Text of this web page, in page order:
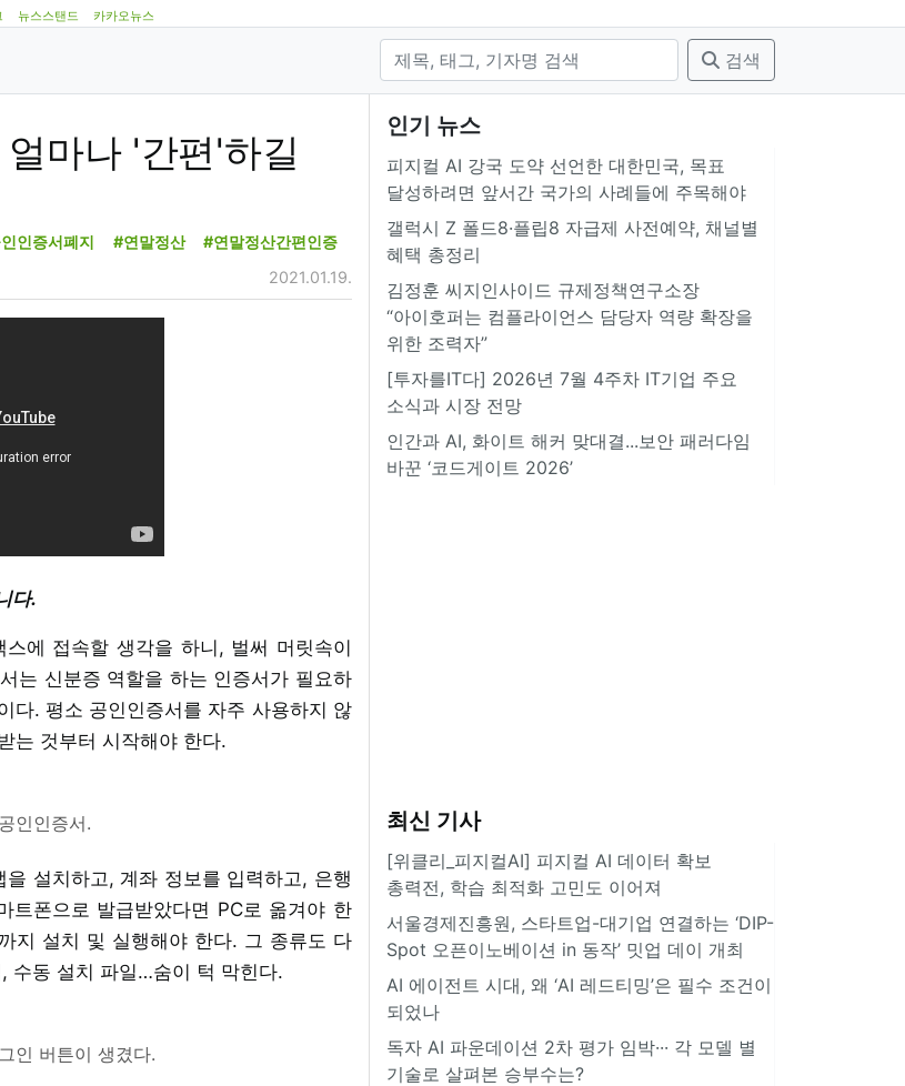
뉴스스탠드 카카오뉴스
검색
마나 '간편'하길
인증서폐지 #연말정산 #연말정산간편인증
2021.01.19.
다.
에 접속할 생각을 하니, 벌써 머릿속이
는 신분증 역할을 하는 인증서가 필요하
다. 평소 공인인증서를 자주 사용하지 않
는 것부터 시작해야 한다.
인인증서.
설치하고, 계좌 정보를 입력하고, 은행
트폰으로 발급받았다면 PC로 옮겨야 한
지 설치 및 실행해야 한다. 그 종류도 다
수동 설치 파일…숨이 턱 막힌다.
인 버튼이 생겼다.
인기 뉴스
피지컬 AI 강국 도약 선언한 대한민국, 목표
달성하려면 앞서간 국가의 사례들에 주목해야
갤럭시 Z 폴드8·플립8 자급제 사전예약, 채널별
혜택 총정리
김정훈 씨지인사이드 규제정책연구소장
“아이호퍼는 컴플라이언스 담당자 역량 확장을
위한 조력자”
[투자를IT다] 2026년 7월 4주차 IT기업 주요
소식과 시장 전망
인간과 AI, 화이트 해커 맞대결...보안 패러다임
바꾼 ‘코드게이트 2026’
최신 기사
[위클리_피지컬AI] 피지컬 AI 데이터 확보
총력전, 학습 최적화 고민도 이어져
서울경제진흥원, 스타트업-대기업 연결하는 ‘DIP-
Spot 오픈이노베이션 in 동작’ 밋업 데이 개최
AI 에이전트 시대, 왜 ‘AI 레드티밍’은 필수 조건이
되었나
독자 AI 파운데이션 2차 평가 임박··· 각 모델 별
기술로 살펴본 승부수는?